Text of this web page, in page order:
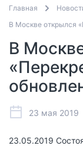
Главная
В Москве открылся
В
23 мая 2019
23.05.2019